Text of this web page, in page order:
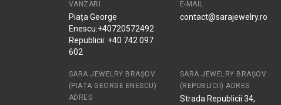
VANZARI
Piața George
Enescu:+40720572492
Republicii: +40 742 097
602
E-MAIL
contact@sarajewelry.ro
SARA JEWELRY BRAȘOV
(PIAȚA GEORGE ENESCU)
ADRES
SARA JEWELRY BRAȘOV
(REPUBLICII) ADRES
Strada Republicii 34,